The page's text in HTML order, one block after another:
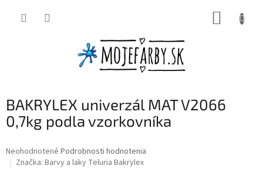
BAKRYLEX univerzál MAT V2066
0,7kg podla vzorkovníka
Priemerné
hodnotenie
Neohodnotené Podrobnosti hodnotenia
Značka: Barvy a laky Teluria Bakrylex